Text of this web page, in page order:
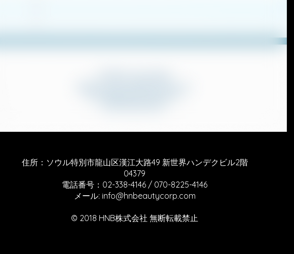
住所：ソウル特別市龍山区漢江大路49 新世界ハンデクビル2階
04379
電話番号：02-338-4146 / 070-8225-4146
​メール: info@hnbeautycorp.com
© 2018 HNB株式会社 無断転載禁止